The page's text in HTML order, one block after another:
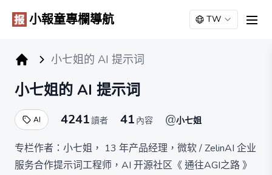
小報童專欄導航 TW
小七姐的 AI 提示词
小七姐的 AI 提示词
AI 4241讀者 41 內容 @小七姐
专栏作者：小七姐， 13 年产品经理，微软 / ZelinAI 企业
服务合作提示词工程师，AI 开源社区《 通往AGI之路 》